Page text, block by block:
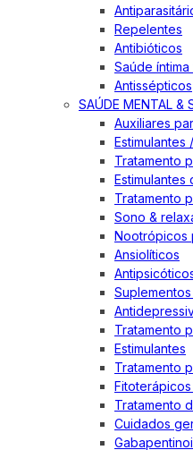
Repelentes
Antibióticos
Saúde íntima
Antissépticos
SAÚDE MENTAL &
Auxiliares
Estimulantes
Tratamento
Estimulantes
Tratamento
Sono &
Nootrópicos
Ansiolíticos
Tratamento
Estimulantes
Tratamento
Tratamento
Cuidados